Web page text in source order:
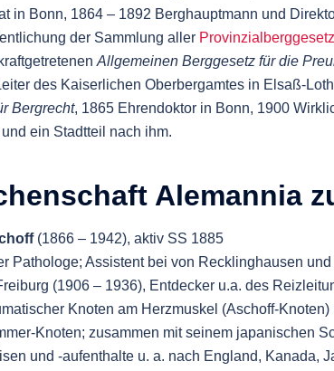
in Bonn, 1864 – 1892 Berghauptmann und
der Sammlung aller
Allgemeinen Berggesetz für die
des Kaiserlichen Oberbergamtes in Elsaß-
Bergrecht, 1865 Ehrendoktor in Bonn, 1900
ein Stadtteil nach ihm.
Alemannia
(1866 – 1942), aktiv SS 1885
Pathologe; Assistent bei von Recklinghausen
(1906 – 1936), Entdecker u.a. des
Knoten am Herzmuskel (Aschoff-
Knoten; zusammen mit seinem japanischen
und -aufenthalte u. a. nach England, Kanada,